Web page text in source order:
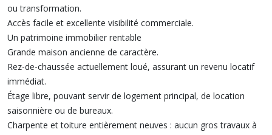
ou transformation.
Accès facile et excellente visibilité commerciale.
Un patrimoine immobilier rentable
Grande maison ancienne de caractère.
Rez-de-chaussée actuellement loué, assurant un revenu locatif
immédiat.
Étage libre, pouvant servir de logement principal, de location
saisonnière ou de bureaux.
Charpente et toiture entièrement neuves : aucun gros travaux à